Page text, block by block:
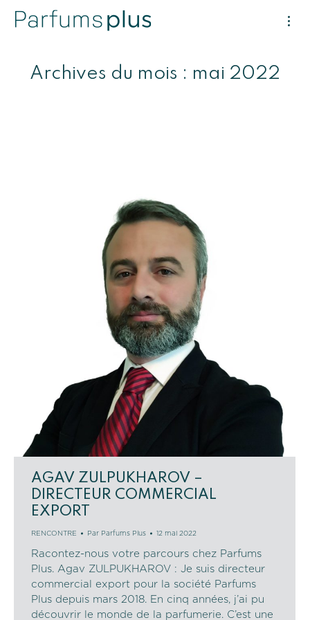
Archives du mois : mai 2022
AGAV ZULPUKHAROV –
DIRECTEUR COMMERCIAL
EXPORT
RENCONTRE Par Parfums Plus 12 mai 2022
Racontez-nous votre parcours chez Parfums
Plus. Agav ZULPUKHAROV : Je suis directeur
commercial export pour la société Parfums
Plus depuis mars 2018. En cinq années, j’ai pu
découvrir le monde de la parfumerie. C’est une